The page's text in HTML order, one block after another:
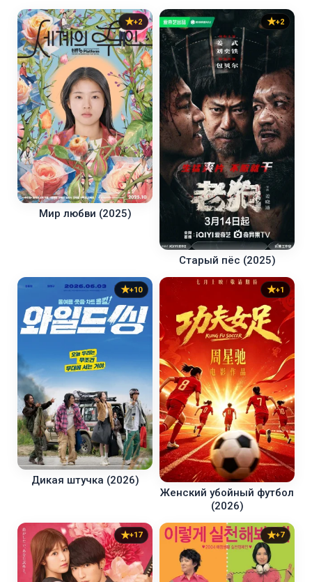
+2
Мир любви (2025)
+2
Старый пёс (2025)
+10
Дикая штучка (2026)
+1
Женский убойный футбол
(2026)
+17 +7